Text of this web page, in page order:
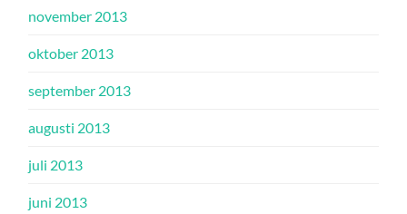
november 2013
oktober 2013
september 2013
augusti 2013
juli 2013
juni 2013